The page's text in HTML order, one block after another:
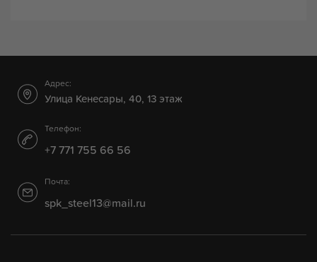
Адрес:
Улица Кенесары, 40, 13 этаж
Телефон:
+7 771 755 66 56
Почта:
spk_steel13@mail.ru